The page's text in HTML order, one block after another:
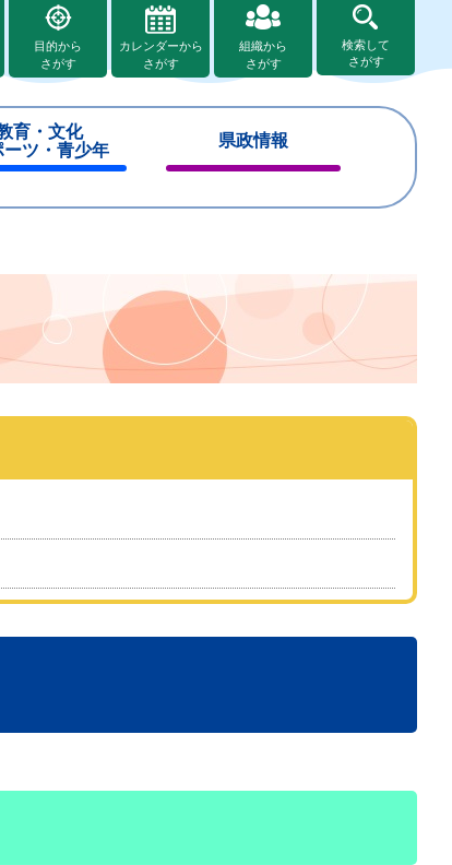
目的から
さがす
カレンダーから
さがす
組織から
さがす
検索して
さがす
育・文化
ーツ・青少年
県政情報
じ